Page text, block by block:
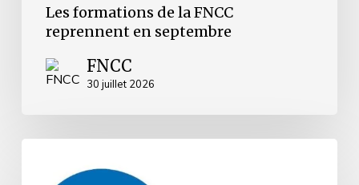
Les formations de la FNCC
reprennent en septembre
FNCC
30 juillet 2026